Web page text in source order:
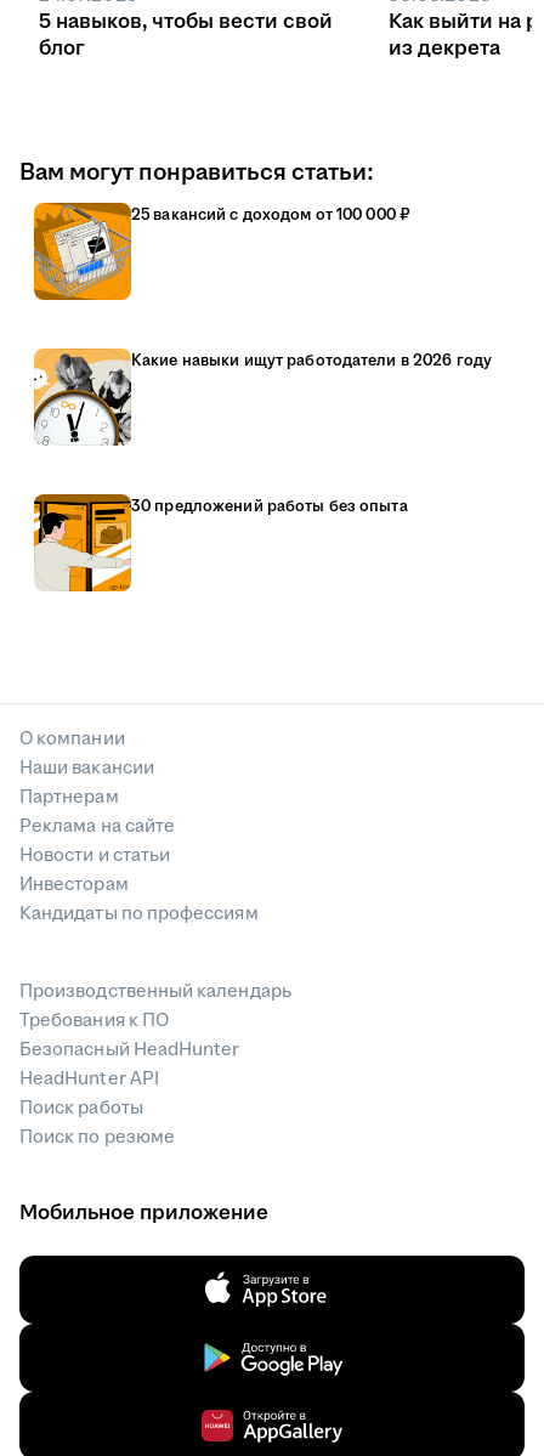
5 навыков, чтобы вести свой
блог
Как выйти на
из декрета
Вам могут понравиться статьи:
25 вакансий с доходом от 100 000 ₽
Какие навыки ищут работодатели в 2026 году
30 предложений работы без опыта
О компании
Наши вакансии
Партнерам
Реклама на сайте
Новости и статьи
Инвесторам
Кандидаты по профессиям
Производственный календарь
Требования к ПО
Безопасный HeadHunter
HeadHunter API
Поиск работы
Поиск по резюме
Мобильное приложение